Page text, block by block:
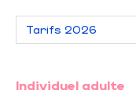
Individuel adulte